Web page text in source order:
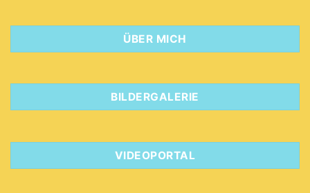
ÜBER MICH
BILDERGALERIE
VIDEOPORTAL